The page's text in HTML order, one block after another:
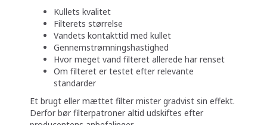
Kullets kvalitet
Filterets størrelse
Vandets kontakttid med kullet
Gennemstrømningshastighed
Hvor meget vand filteret allerede har renset
Om filteret er testet efter relevante
standarder
Et brugt eller mættet filter mister gradvist sin effekt.
Derfor bør filterpatroner altid udskiftes efter